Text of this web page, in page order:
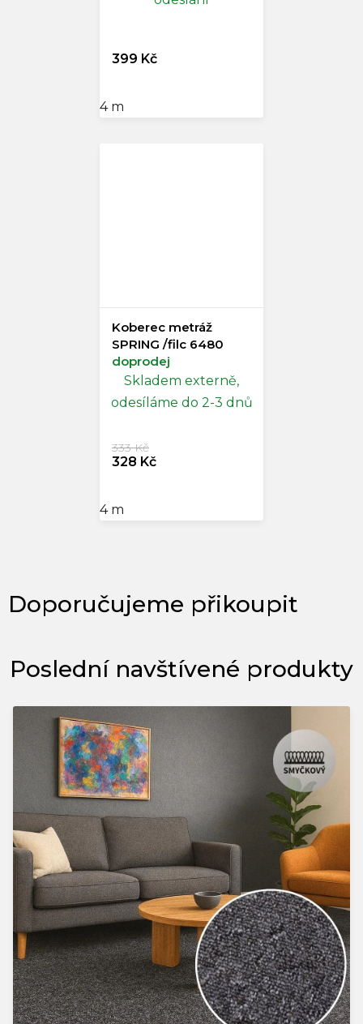
399 Kč
4 m
Koberec metráž
SPRING /filc 6480
doprodej
Skladem externě,
odesíláme do 2-3 dnů
328 Kč
333 Kč
4 m
Poslední navštívené produkty